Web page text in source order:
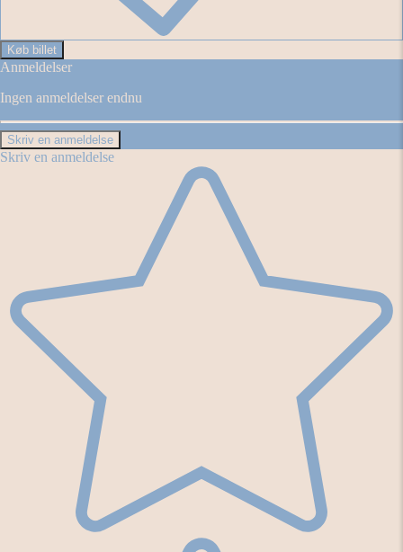
Køb billet
Anmeldelser
Ingen anmeldelser endnu
Skriv en anmeldelse
Skriv en anmeldelse